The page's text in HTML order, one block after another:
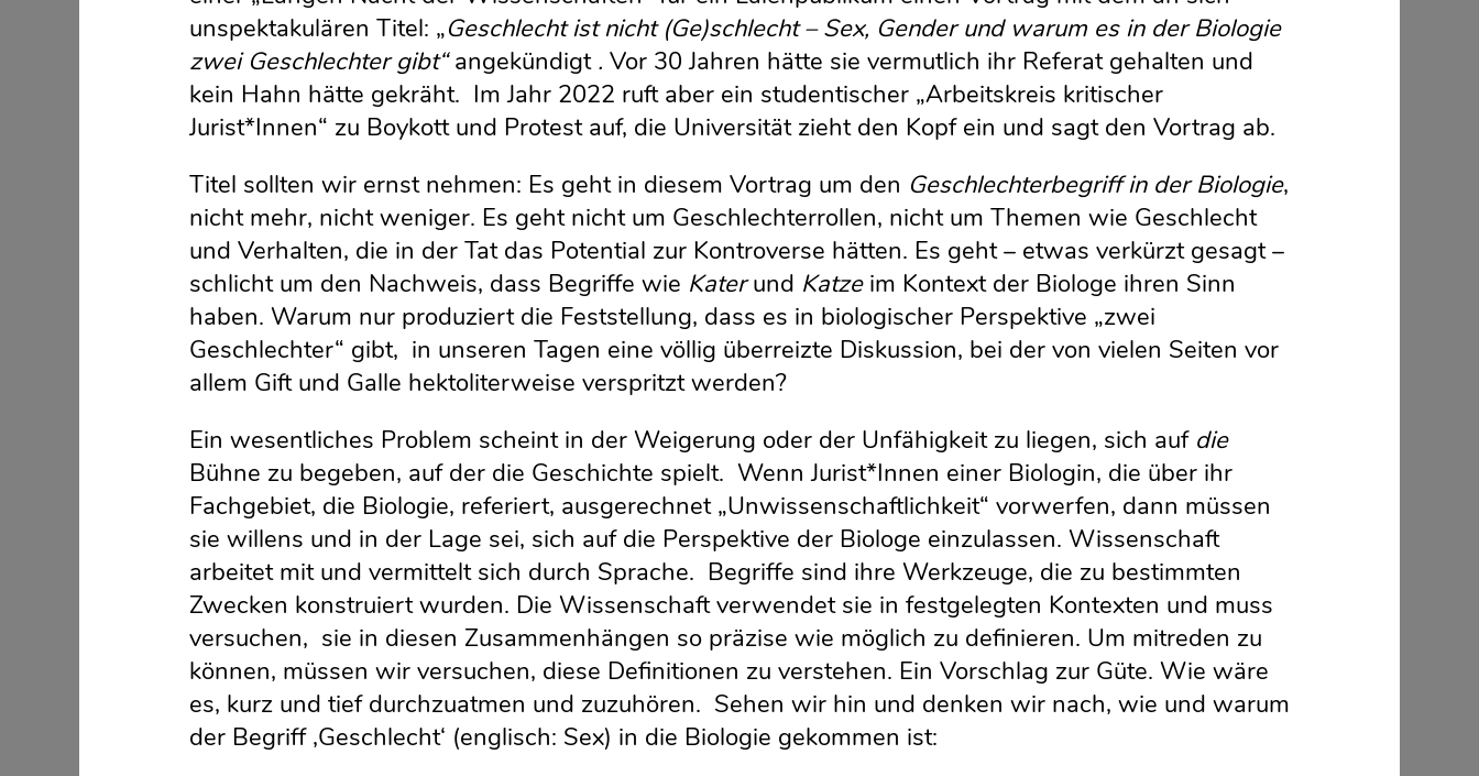
unspektakulären Titel: „Geschlecht ist nicht (Ge)schlecht – Sex, Gender und warum es in der Biologie
zwei Geschlechter gibt“angekündigt . Vor 30 Jahren hätte sie vermutlich ihr Referat gehalten und
kein Hahn hätte gekräht. Im Jahr 2022 ruft aber ein studentischer „Arbeitskreis kritischer
Jurist*Innen“ zu Boykott und Protest auf, die Universität zieht den Kopf ein und sagt den Vortrag ab.
Titel sollten wir ernst nehmen: Es geht in diesem Vortrag um den Geschlechterbegriff in der Biologie,
nicht mehr, nicht weniger. Es geht nicht um Geschlechterrollen, nicht um Themen wie Geschlecht
und Verhalten, die in der Tat das Potential zur Kontroverse hätten. Es geht – etwas verkürzt gesagt –
schlicht um den Nachweis, dass Begriffe wie Katerund Katze im Kontext der Biologe ihren Sinn
haben. Warum nur produziert die Feststellung, dass es in biologischer Perspektive „zwei
Geschlechter“ gibt, in unseren Tagen eine völlig überreizte Diskussion, bei der von vielen Seiten vor
allem Gift und Galle hektoliterweise verspritzt werden?
Ein wesentliches Problem scheint in der Weigerung oder der Unfähigkeit zu liegen, sich auf die
Bühne zu begeben, auf der die Geschichte spielt. Wenn Jurist*Innen einer Biologin, die über ihr
Fachgebiet, die Biologie, referiert, ausgerechnet „Unwissenschaftlichkeit“ vorwerfen, dann müssen
sie willens und in der Lage sei, sich auf die Perspektive der Biologe einzulassen. Wissenschaft
arbeitet mit und vermittelt sich durch Sprache. Begriffe sind ihre Werkzeuge, die zu bestimmten
Zwecken konstruiert wurden. Die Wissenschaft verwendet sie in festgelegten Kontexten und muss
versuchen, sie in diesen Zusammenhängen so präzise wie möglich zu definieren. Um mitreden zu
können, müssen wir versuchen, diese Definitionen zu verstehen. Ein Vorschlag zur Güte. Wie wäre
es, kurz und tief durchzuatmen und zuzuhören. Sehen wir hin und denken wir nach, wie und warum
der Begriff ‚Geschlecht‘ (englisch: Sex) in die Biologie gekommen ist: